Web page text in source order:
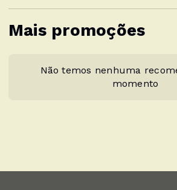
Mais promoções
Não temos nenhuma
momento